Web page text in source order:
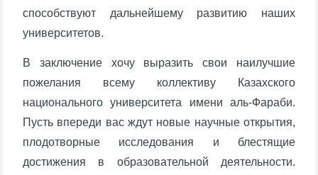
способствуют дальнейшему развитию наших
университетов.
В заключение хочу выразить свои наилучшие
пожелания всему коллективу Казахского
национального университета имени аль-Фараби.
Пусть впереди вас ждут новые научные открытия,
плодотворные исследования и блестящие
достижения в образовательной деятельности.